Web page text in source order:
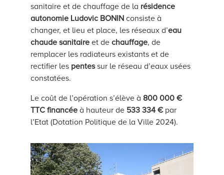
sanitaire et de chauffage de la résidence
autonomie Ludovic BONINconsiste à
changer, et lieu et place, les réseaux d’eau
chaude sanitaireet de chauffage, de
remplacer les radiateurs existants et de
rectifier lespentessur le réseau d’eaux usées
constatées.
Le coût de l’opération s’élève à 800 000 €
TTC financéeà hauteur de 533 334 €par
l’Etat (Dotation Politique de la Ville 2024).